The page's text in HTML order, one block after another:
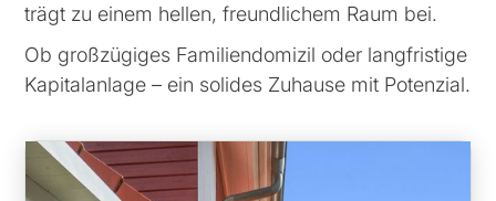
trägt zu einem hellen, freundlichem Raum bei.
Ob großzügiges Familiendomizil oder langfristige
Kapitalanlage – ein solides Zuhause mit Potenzial.